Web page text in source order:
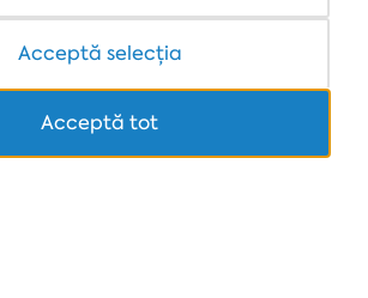
COWORKING
700 12 110
Acceptă selecția
Acceptă tot